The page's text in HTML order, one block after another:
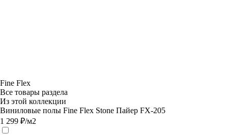
Fine Flex
Все товары раздела
Из этой коллекции
Виниловые полы Fine Flex Stone Пайер FX-205
1 299 ₽/м2